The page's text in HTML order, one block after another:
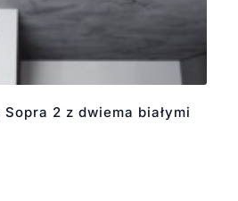
2 z dwiema białymi